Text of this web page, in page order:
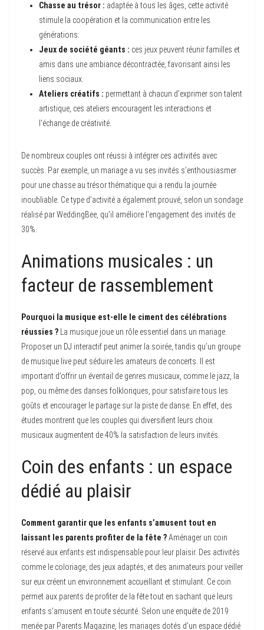
Chasse au trésor : adaptée à tous les âges, cette activité
stimule la coopération et la communication entre les
générations.
Jeux de société géants : ces jeux peuvent réunir familles et
amis dans une ambiance décontractée, favorisant ainsi les
liens sociaux.
Ateliers créatifs : permettant à chacun d’exprimer son talent
artistique, ces ateliers encouragent les interactions et
l’échange de créativité.
De nombreux couples ont réussi à intégrer ces activités avec
succès. Par exemple, un mariage a vu ses invités s’enthousiasmer
pour une chasse au trésor thématique qui a rendu la journée
inoubliable. Ce type d’activité a également prouvé, selon un sondage
réalisé par WeddingBee, qu’il améliore l’engagement des invités de
30%.
Animations musicales : un
facteur de rassemblement
Pourquoi la musique est-elle le ciment des célébrations
réussies ? La musique joue un rôle essentiel dans un mariage.
Proposer un DJ interactif peut animer la soirée, tandis qu’un groupe
de musique live peut séduire les amateurs de concerts. Il est
important d’offrir un éventail de genres musicaux, comme le jazz, la
pop, ou même des danses folkloriques, pour satisfaire tous les
goûts et encourager le partage sur la piste de danse. En effet, des
études montrent que les couples qui diversifient leurs choix
musicaux augmentent de 40% la satisfaction de leurs invités.
Coin des enfants : un espace
dédié au plaisir
Comment garantir que les enfants s’amusent tout en
laissant les parents profiter de la fête ?Aménager un coin
réservé aux enfants est indispensable pour leur plaisir. Des activités
comme le coloriage, des jeux adaptés, et des animateurs pour veiller
sur eux créent un environnement accueillant et stimulant. Ce coin
permet aux parents de profiter de la fête tout en sachant que leurs
enfants s’amusent en toute sécurité. Selon une enquête de 2019
menée par Parents Magazine, les mariages dotés d’un espace dédié